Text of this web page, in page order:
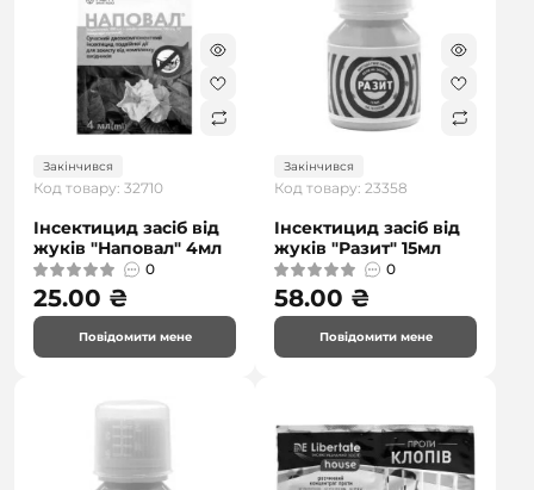
Закінчився
Код товару: 32710
Інсектицид засіб від
жуків "Наповал" 4мл
0
25.00 ₴
Повідомити мене
Закінчився
Код товару: 23358
Інсектицид засіб від
жуків "Разит" 15мл
0
58.00 ₴
Повідомити мене